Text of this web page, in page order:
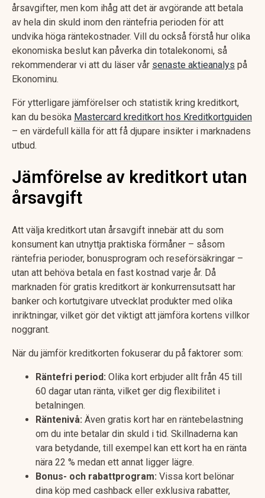
årsavgifter, men kom ihåg att det är avgörande att betala
av hela din skuld inom den räntefria perioden för att
undvika höga räntekostnader. Vill du också förstå hur olika
ekonomiska beslut kan påverka din totalekonomi, så
rekommenderar vi att du läser vår senaste aktieanalys på
Ekonominu.
För ytterligare jämförelser och statistik kring kreditkort,
kan du besöka Mastercard kreditkort hos Kreditkortguiden
– en värdefull källa för att få djupare insikter i marknadens
utbud.
Jämförelse av kreditkort utan
årsavgift
Att välja kreditkort utan årsavgift innebär att du som
konsument kan utnyttja praktiska förmåner – såsom
räntefria perioder, bonusprogram och reseförsäkringar –
utan att behöva betala en fast kostnad varje år. Då
marknaden för gratis kreditkort är konkurrensutsatt har
banker och kortutgivare utvecklat produkter med olika
inriktningar, vilket gör det viktigt att jämföra kortens villkor
noggrant.
När du jämför kreditkorten fokuserar du på faktorer som:
Räntefri period: Olika kort erbjuder allt från 45 till
60 dagar utan ränta, vilket ger dig flexibilitet i
betalningen.
Räntenivå: Även gratis kort har en räntebelastning
om du inte betalar din skuld i tid. Skillnaderna kan
vara betydande, till exempel kan ett kort ha en ränta
nära 22 % medan ett annat ligger lägre.
Bonus- och rabattprogram: Vissa kort belönar
dina köp med cashback eller exklusiva rabatter,